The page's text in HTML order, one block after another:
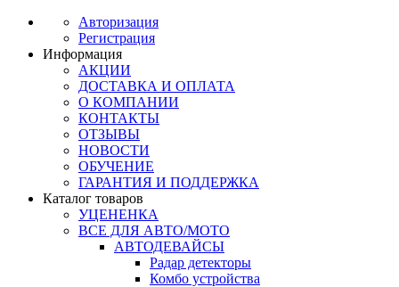
Авторизация
Регистрация
Информация
АКЦИИ
ДОСТАВКА И ОПЛАТА
О КОМПАНИИ
КОНТАКТЫ
ОТЗЫВЫ
НОВОСТИ
ОБУЧЕНИЕ
ГАРАНТИЯ И ПОДДЕРЖКА
Каталог товаров
УЦЕНЕНКА
ВСЕ ДЛЯ АВТО/МОТО
АВТОДЕВАЙСЫ
Радар детекторы
Комбо устройства